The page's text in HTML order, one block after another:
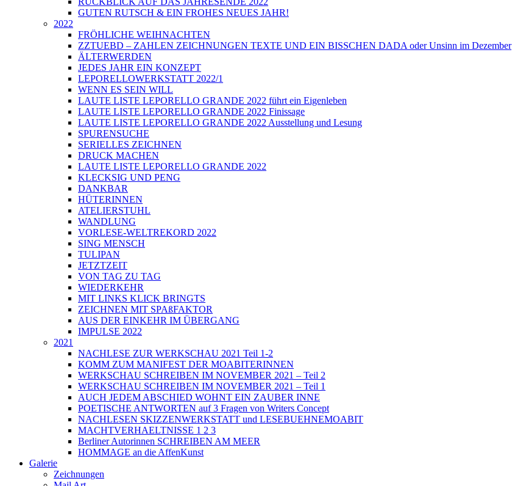
GUTEN RUTSCH & EIN FROHES NEUES JAHR!
2022
FRÖHLICHE WEIHNACHTEN
ZZTUEBD – ZAHLEN ZEICHNUNGEN TEXTE UND EIN BISSCHEN DADA oder Unsinn im Dezember
ÄLTERWERDEN
JEDES JAHR EIN KONZEPT
LEPORELLOWERKSTATT 2022/1
WENN ES SEIN WILL
LAUTE LISTE LEPORELLO GRANDE 2022 führt ein Eigenleben
LAUTE LISTE LEPORELLO GRANDE 2022 Finissage
LAUTE LISTE LEPORELLO GRANDE 2022 Ausstellung und Lesung
SPURENSUCHE
SERIELLES ZEICHNEN
DRUCK MACHEN
LAUTE LISTE LEPORELLO GRANDE 2022
KLECKSIG UND PENG
DANKBAR
HÜTERINNEN
ATELIERSTUHL
WANDLUNG
VORLESE-WELTREKORD 2022
SING MENSCH
TULIPAN
JETZTZEIT
VON TAG ZU TAG
WIEDERKEHR
MIT LINKS KLICK BRINGTS
ZEICHNEN MIT SPAßFAKTOR
AUS DER EINKEHR IM ÜBERGANG
IMPULSE 2022
2021
NACHLESE ZUR WERKSCHAU 2021 Teil 1-2
KOMM ZUM MANIFEST DER MOABITERINNEN
WERKSCHAU SCHREIBEN IM NOVEMBER 2021 – Teil 2
WERKSCHAU SCHREIBEN IM NOVEMBER 2021 – Teil 1
AUCH JEDEM ABSCHIED WOHNT EIN ZAUBER INNE
POETISCHE ANTWORTEN auf 3 Fragen von Writers Concept
NACHLESEN SKIZZENWERKSTATT und LESEBUEHNEMOABIT
MACHTVERHAELTNISSE 1 2 3
Berliner Autorinnen SCHREIBEN AM MEER
HOMMAGE an die AffenKunst
Galerie
Zeichnungen